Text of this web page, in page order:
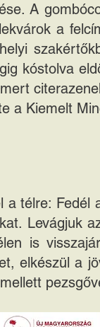
A
a
kóstolva
a Kiemelt
télre:
Levágjuk
is
elkészül a